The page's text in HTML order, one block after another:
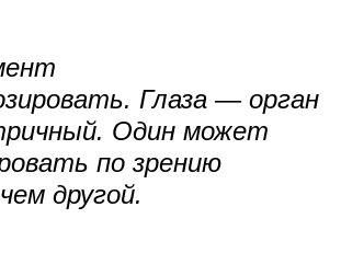
Глаза — орган
Один может
по зрению
другой.